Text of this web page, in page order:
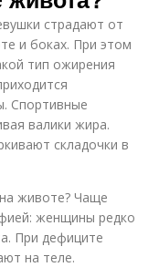
страдают от
и боках. При этом
тип ожирения
Спортивные
валики жира.
складочки в
животе? Чаще
женщины редко
При дефиците
на теле.